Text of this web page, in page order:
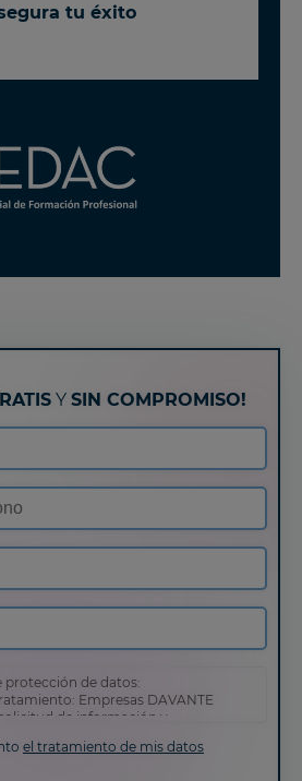
tu éxito
Y SIN COMPROMISO!
protección de datos:
Empresas DAVANTE
de información y
rectificar y suprimir sus datos,
tal y como se explica en nuestra
el tratamiento de mis datos